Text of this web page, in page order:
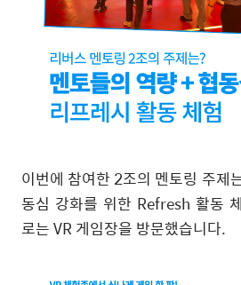
이번에 참여한 2조의 멘토링 주제
동심 강화를 위한 Refresh 활동
로는VR 게임장을 방문했습니다.